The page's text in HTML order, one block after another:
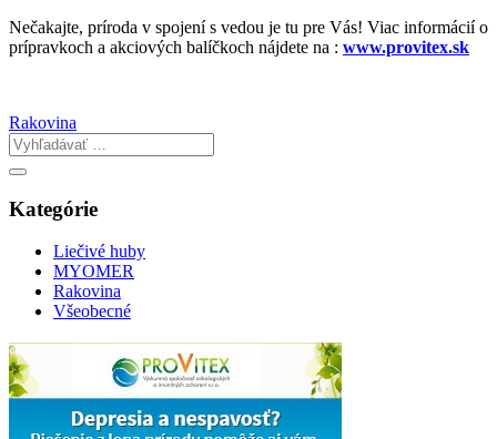
Nečakajte, príroda v spojení s vedou je tu pre Vás! Viac informácií o
prípravkoch a akciových balíčkoch nájdete na : www.provitex.sk
Rakovina
Kategórie
Liečivé huby
MYOMER
Rakovina
Všeobecné